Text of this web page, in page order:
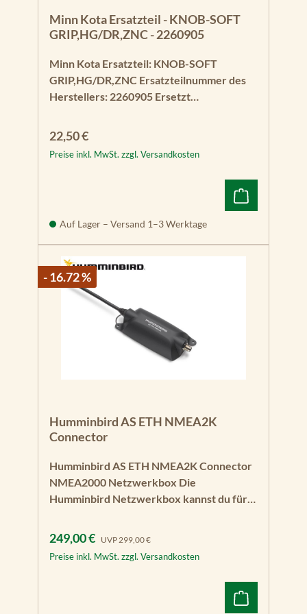
Minn Kota Ersatzteil - KNOB-SOFT
GRIP,HG/DR,ZNC - 2260905
Minn Kota Ersatzteil: KNOB-SOFT
GRIP,HG/DR,ZNC Ersatzteilnummer des
Herstellers: 2260905 Ersetzt
Griffknopf ist insgesamt ca. 7 cm lang und
hat eine Schraublänge von ca. 2 cm. Er ist
mit folgenden Minn Kota Bugmotoren
heute Minn Kota Terrova Modelle von
Regulärer Preis:
22,50 €
Preise inkl. MwSt. zzgl. Versandkosten
Auf Lager – Versand 1–3 Werktage
- 16.72 %
Humminbird AS ETH NMEA2K
Connector
Humminbird AS ETH NMEA2K Connector
NMEA2000 Netzwerkbox Die
Humminbird Netzwerkbox kannst du für
Ehternetanschluss nutzen. Mit dem
Humminbird AS ETH NMEA2K Connector
schließt du dein Echolot einfach an ein
vorhandenes NMEA2000-Netzwerk oder
einen NMEA2000-Datenausgang an und
Verkaufspreis:
249,00 € UVP 299,00 €
Preise inkl. MwSt. zzgl. Versandkosten